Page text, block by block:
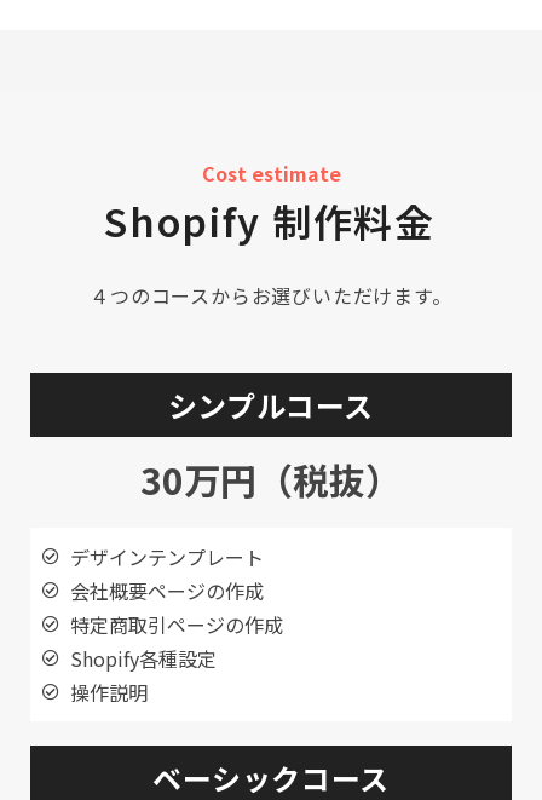
Cost estimate
Shopify 制作料金
４つのコースからお選びいただけます。
シンプルコース
30万円（税抜）
デザインテンプレート
会社概要ページの作成
特定商取引ページの作成
Shopify各種設定
操作説明
ベーシックコース